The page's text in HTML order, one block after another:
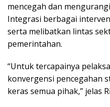
mencegah dan
Integrasi berbagai
serta melibatkan lintas
pemerintahan.
“Untuk tercapainya
konvergensi pencegahan
keras semua pihak,” jelas